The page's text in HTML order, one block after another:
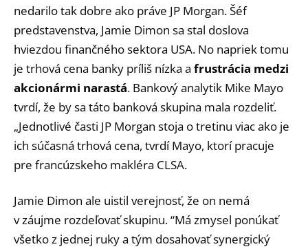
nedarilo tak dobre ako práve JP Morgan. Šéf
predstavenstva, Jamie Dimon sa stal doslova
hviezdou finančného sektora USA. No napriek tomu
je trhová cena banky príliš nízka a frustrácia medzi
akcionármi narastá. Bankový analytik Mike Mayo
tvrdí, že by sa táto banková skupina mala rozdeliť.
„Jednotlivé časti JP Morgan stoja o tretinu viac ako je
ich súčasná trhová cena, tvrdí Mayo, ktorí pracuje
pre francúzskeho makléra CLSA.
Jamie Dimon ale uistil verejnosť, že on nemá
v záujme rozdeľovať skupinu. “Má zmysel ponúkať
všetko z jednej ruky a tým dosahovať synergický